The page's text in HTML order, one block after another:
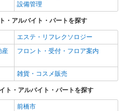
設備管理
・アルバイト・パートを探す
エステ・リフレクソロジー
産
フロント・受付・フロア案内
雑貨・コスメ販売
ト・アルバイト・パートを探す
前橋市